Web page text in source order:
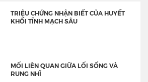
TRIỆU CHỨNG NHẬN BIẾT CỦA HUYẾT
KHỐI TĨNH MẠCH SÂU
MỐI LIÊN QUAN GIỮA LỐI SỐNG VÀ
RUNG NHĨ